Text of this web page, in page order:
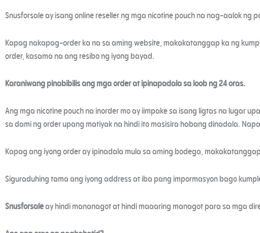
Snusforsale ay isang online reseller ng mga nicotine pouch na nag-aalok
Kapag nakapag-order ka na sa aming website, makakatanggap ka ng
order, kasama na ang resibo ng iyong bayad.
Karaniwang pinabibilis ang mga order at ipinapadala sa loob ng 24 oras.
Ang mga nicotine pouch na inorder mo ay iimpake sa isang ligtas na lugar
sa dami ng order upang matiyak na hindi ito masisira habang dinadala.
Kapag ang iyong order ay ipinadala mula sa aming bodega,
Siguraduhing tama ang iyong address at iba pang impormasyon bago
Snusforsaleay hindi mananagot at hindi maaaring managot para sa mga